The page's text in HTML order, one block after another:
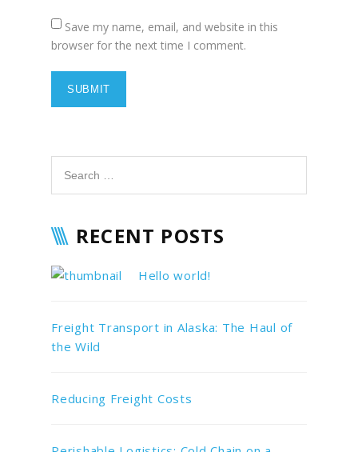
Save my name, email, and website in this
browser for the next time I comment.
RECENT POSTS
Hello world!
Freight Transport in Alaska: The Haul of
the Wild
Reducing Freight Costs